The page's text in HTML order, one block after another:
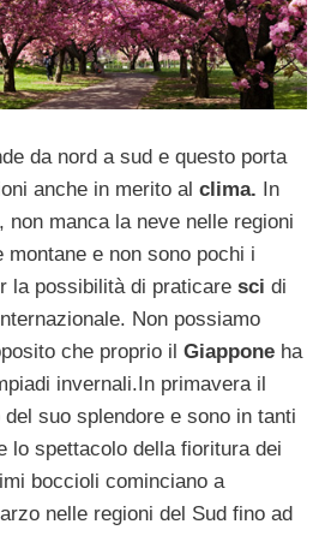
da nord a sud e questo porta
anche in merito al clima. In
non manca la neve nelle regioni
montane e non sono pochi i
la possibilità di praticare sci di
Non possiamo
che proprio il Giappone ha
invernali.In primavera il
suo splendore e sono in tanti
lo spettacolo della fioritura dei
boccioli cominciano a
nelle regioni del Sud fino ad